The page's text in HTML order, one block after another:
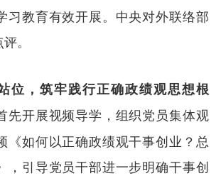
习教育有效开展。中央对外联络部
。
位，筑牢践行正确政绩观思想根
先开展视频导学，组织党员集体观
《如何以正确政绩观干事创业？总
，引导党员干部进一步明确干事创